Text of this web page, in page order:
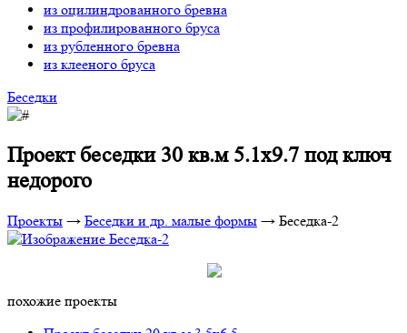
из оцилиндрованного бревна
из профилированного бруса
из рубленного бревна
из клееного бруса
Беседки
Проект беседки 30 кв.м 5.1х9.7 под ключ
недорого
Проекты → Беседки и др. малые формы → Беседка-2
похожие проекты